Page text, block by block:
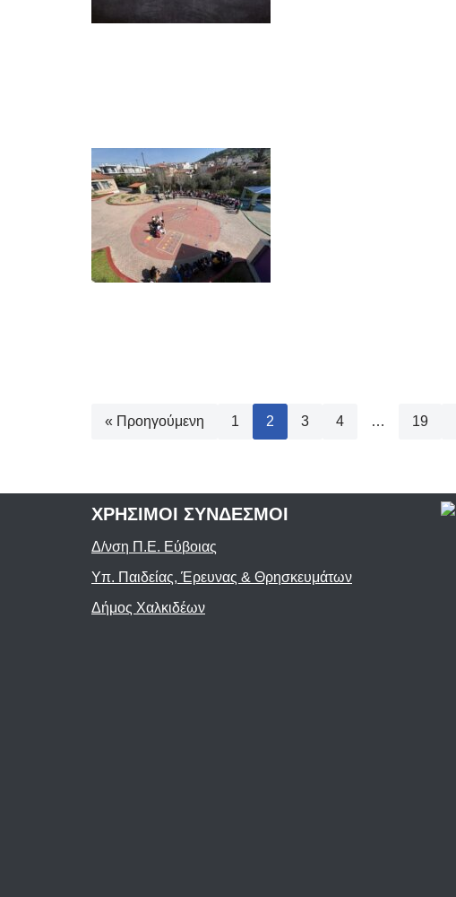
« Προηγούμενη 1 2 3 4 … 19
ΧΡΗΣΙΜΟΙ ΣΥΝΔΕΣΜΟΙ
Δ/νση Π.Ε. Εύβοιας
Υπ. Παιδείας, Έρευνας & Θρησκευμάτων
Δήμος Χαλκιδέων